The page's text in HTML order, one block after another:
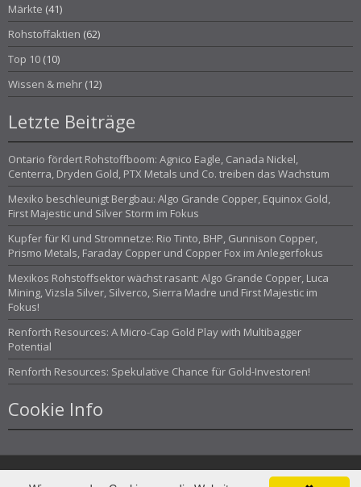
Märkte (41)
Rohstoffaktien (62)
Top 10 (10)
Wissen & mehr (12)
Letzte Beiträge
Ontario fördert Rohstoffboom: Agnico Eagle, Canada Nickel,
Centerra, Dryden Gold, PTX Metals und Co. treiben das Wachstum
Mexiko beschleunigt Bergbau: Algo Grande Copper, Equinox Gold,
First Majestic und Silver Storm im Fokus
Kupfer für KI und Stromnetze: Rio Tinto, BHP, Gunnison Copper,
Prismo Metals, Faraday Copper und Copper Fox im Anlegerfokus
Mexikos Rohstoffsektor wächst rasant: Algo Grande Copper, Luca
Mining, Vizsla Silver, Silverco, Sierra Madre und First Majestic im
Fokus!
Renforth Resources: A Micro-Cap Gold Play with Multibagger
Potential
Renforth Resources: Spekulative Chance für Gold-Investoren!
Cookie Info